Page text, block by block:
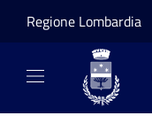
Regione Lombardia